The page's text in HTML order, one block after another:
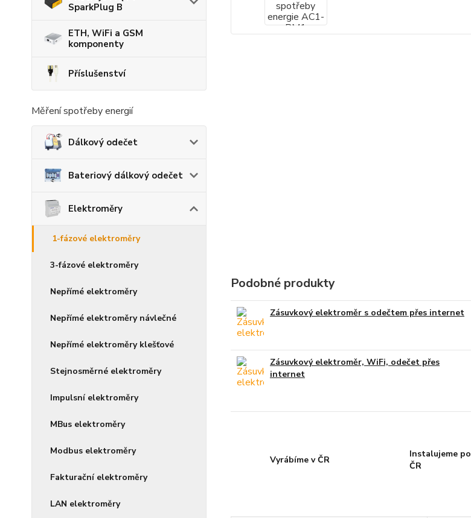
SparkPlug B
ETH, WiFi a GSM
komponenty
Příslušenství
Měření spotřeby energií
Dálkový odečet
Bateriový dálkový odečet
Elektroměry
1-fázové elektroměry
3-fázové elektroměry
Nepřímé elektroměry
Nepřímé elektroměry návlečné
Nepřímé elektroměry klešťové
Stejnosměrné elektroměry
Impulsní elektroměry
MBus elektroměry
Modbus elektroměry
Fakturační elektroměry
LAN elektroměry
Podobné produkty
Zásuvkový elektroměr s odečtem přes internet
Zásuvkový elektroměr, WiFi, odečet přes
internet
Vyrábíme v ČR
Instalujeme
ČR